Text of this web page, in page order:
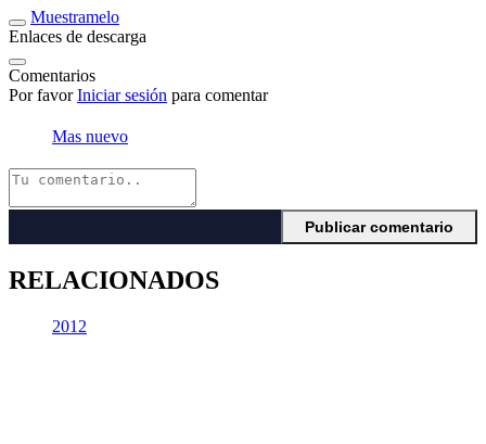
Muestramelo
Enlaces de descarga
Comentarios
Por favorIniciar sesión para comentar
Mas nuevo
RELACIONADOS
2012